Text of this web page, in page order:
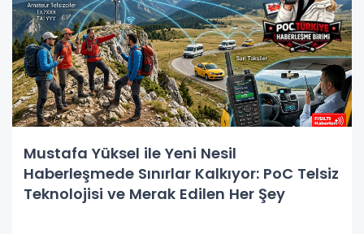
Mustafa Yüksel ile Yeni Nesil
Haberleşmede Sınırlar Kalkıyor: PoC Telsiz
Teknolojisi ve Merak Edilen Her Şey